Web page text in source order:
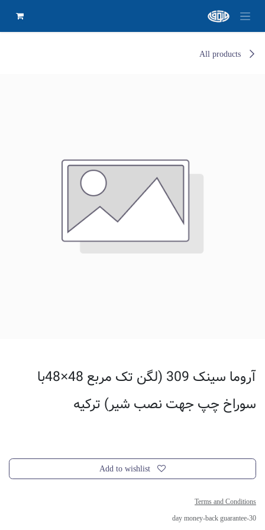
All products
آروما سینک 309 (لگن تک مربع 48×48با
سوراخ چپ جهت نصب شیر) ترکیه
Add to wishlist
Terms and Conditions
30-day money-back guarantee